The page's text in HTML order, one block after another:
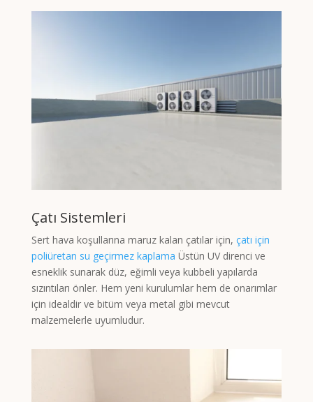
Çatı Sistemleri
Sert hava koşullarına maruz kalan çatılar için, çatı için
poliüretan su geçirmez kaplama Üstün UV direnci ve
esneklik sunarak düz, eğimli veya kubbeli yapılarda
sızıntıları önler. Hem yeni kurulumlar hem de onarımlar
için idealdir ve bitüm veya metal gibi mevcut
malzemelerle uyumludur.